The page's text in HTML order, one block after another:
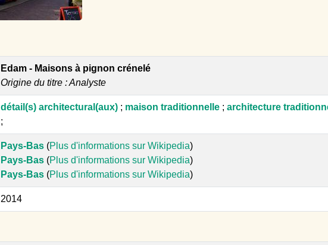
Edam - Maisons à pignon crénelé
Origine du titre : Analyste
détail(s) architectural(aux) ; maison traditionnelle ; architecture
;
Pays-Bas (Plus d'informations sur Wikipedia)
Pays-Bas (Plus d'informations sur Wikipedia)
Pays-Bas (Plus d'informations sur Wikipedia)
2014